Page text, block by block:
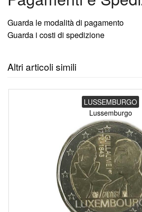
Guarda le modalità di pagamento
Guarda i costi di spedizione
Altri articoli simili
LUSSEMBURGO
Lussemburgo